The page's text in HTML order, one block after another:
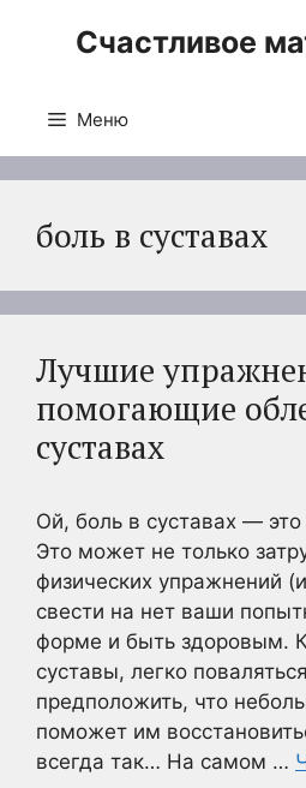
Счастливое
Меню
боль в суставах
Лучшие
помогающие
суставах
Ой, боль в суставах —
Это может не только
физических упражнений
свести на нет ваши
форме и быть здоровым.
суставы, легко
предположить, что
поможет им
всегда так… На самом …